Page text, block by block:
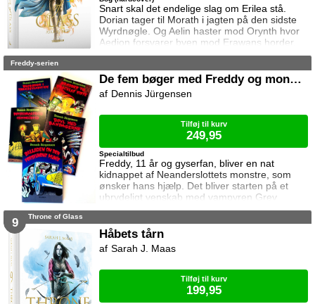
Snart skal det endelige slag om Erilea stå.
Dorian tager til Morath i jagten på den sidste
Wyrdnøgle. Og Aelin haster mod Orynth hvor
Aedion forsvarer byen mod Erawans horder.
Heldigvis er han ikke alene. Men kan deres
mod Erawans rædsler?
Freddy-serien
De fem bøger med Freddy og monstrene
Freddy, 11 år og gyserfan, bliver en nat
kidnappet af Neanderslottets monstre, som
ønsker hans hjælp. Det bliver starten på et
ubrydeligt venskab med vampyren Grev
Dracula, varulven Eddie, den hovedløse ridder
Boris, mumien Mummy og bøvsedragen Nitan.
Specialtilbud
Dennis Jürgensen
Tilføj til kurv
249,95
9 Throne of Glass
Håbets tårn
Sarah J. Maas
Tilføj til kurv
199,95